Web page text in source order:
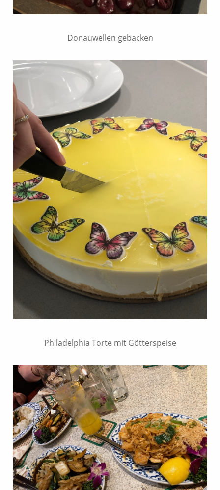
Donauwellen gebacken
Philadelphia Torte mit Götterspeise